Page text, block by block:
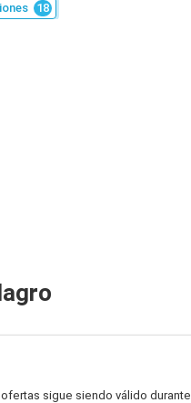
18
ofertas sigue siendo válido durante